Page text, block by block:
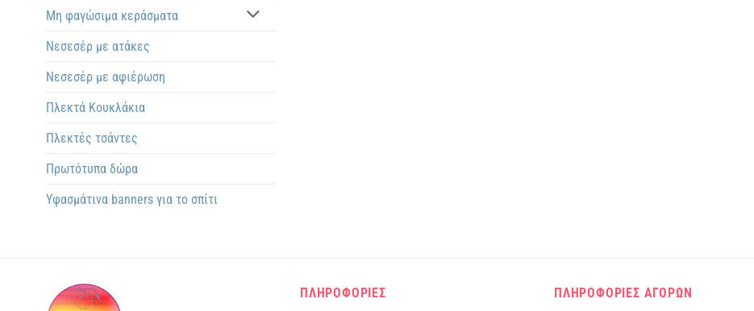
Μη φαγώσιμα κεράσματα
Νεσεσέρ με ατάκες
Νεσεσέρ με αφιέρωση
Πλεκτά Kουκλάκια
Πλεκτές τσάντες
Πρωτότυπα δώρα
Υφασμάτινα banners για το σπίτι
ΠΛΗΡΟΦΟΡΙΕΣ ΠΛΗΡΟΦΟΡΙΕΣ ΑΓΟΡΩΝ